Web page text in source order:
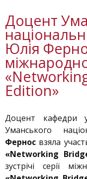
Доцент
Юлія
Edition»
Доцент кафедри
Уманського
Фернос взяла
«Networking
зустрічі серії